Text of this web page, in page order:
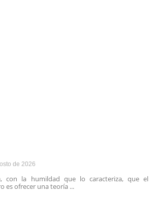
de 2026
con la humildad que lo caracteriza, que el
es ofrecer una teoría ...